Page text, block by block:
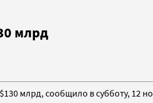
млрд
млрд, сообщило в субботу, 12